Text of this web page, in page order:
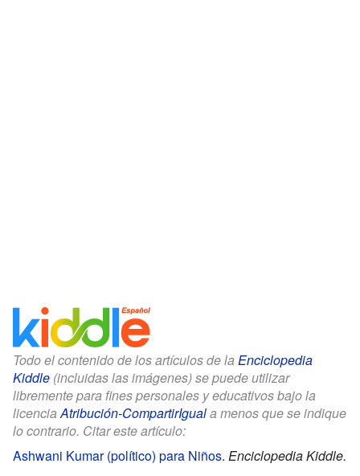
Todo el contenido de los artículos de la Enciclopedia
Kiddle (incluidas las imágenes) se puede utilizar
libremente para fines personales y educativos bajo la
licenciaAtribución-CompartirIguala menos que se indique
lo contrario. Citar este artículo:
Ashwani Kumar (político) para Niños. Enciclopedia Kiddle.